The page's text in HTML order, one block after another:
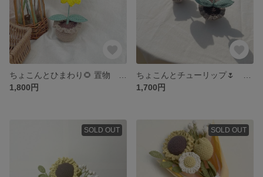
1,800円
1,700円
SOLD OUT SOLD OUT